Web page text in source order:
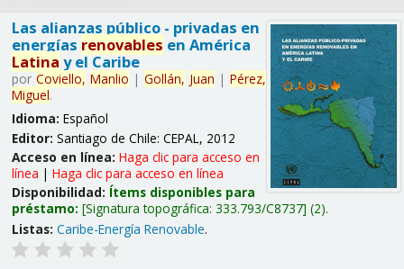
Las alianzas público - privadas en
energías renovables en América
Latina y el Caribe
por Coviello, Manlio | Gollán, Juan | Pérez,
Miguel.
Idioma: Español
Editor: Santiago de Chile: CEPAL, 2012
Acceso en línea: Haga clic para acceso en
línea | Haga clic para acceso en línea
Disponibilidad: Ítems disponibles para
préstamo: Signatura topográfica: 333.793/C8737 (2).
Listas: Caribe-Energía Renovable.